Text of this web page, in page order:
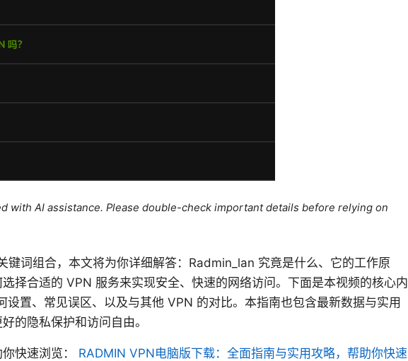
with AI assistance. Please double-check important details before relying on
键词组合，本文将为你详细解答：Radmin_lan 究竟是什么、它的工作原
择合适的 VPN 服务来实现安全、快速的网络访问。下面是本视频的核心内
设置、常见误区、以及与其他 VPN 的对比。本指南也包含最新数据与实用
的隐私保护和访问自由。
快速浏览： RADMIN VPN电脑版下载：全面指南与实用攻略，帮助你快速